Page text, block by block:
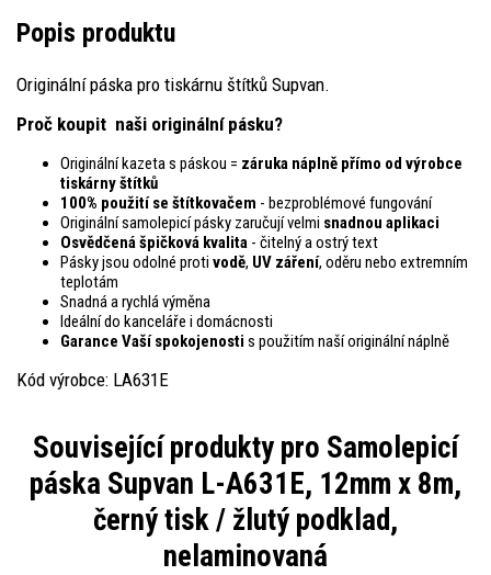
Popis produktu
Originální páska pro tiskárnu štítků Supvan.
Proč koupit naši originální pásku?
Originální kazeta s páskou = záruka náplně přímo od výrobce
tiskárny štítků
100% použití se štítkovačem - bezproblémové fungování
Originální samolepicí pásky zaručují velmi snadnou aplikaci
Osvědčená špičková kvalita - čitelný a ostrý text
Pásky jsou odolné proti vodě, UV záření, oděru nebo extremním
teplotám
Snadná a rychlá výměna
Ideální do kanceláře i domácnosti
Garance Vaší spokojenosti s použitím naší originální náplně
Kód výrobce: LA631E
Související produkty pro Samolepicí
páska Supvan L-A631E, 12mm x 8m,
černý tisk / žlutý podklad,
nelaminovaná